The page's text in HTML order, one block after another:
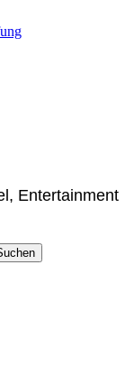
Entertainment